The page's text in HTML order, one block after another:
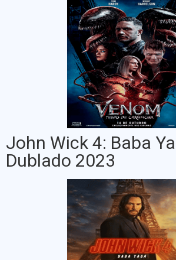
John Wick 4: Baba
Dublado 2023